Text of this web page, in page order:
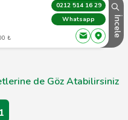
₺
0212 514 16 29
Whatsapp
İncele
de Göz Atabilirsiniz
1